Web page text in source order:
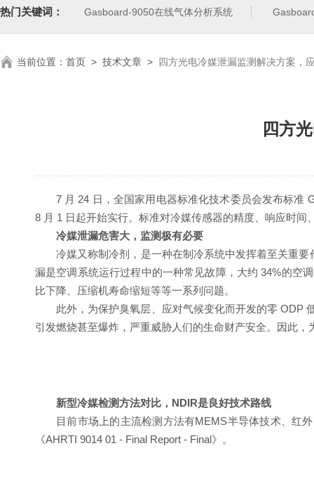
热门关键词： Gasboard-9050在线气体分析系统
当前位置： 首页 > 技术文章 > 四方光电冷媒泄漏监测解决方案，
四方
7 月 24 日，全国家用电器标准化技术委员会发布标准
8 月 1 日起开始实行。标准对冷媒传感器的精度、响应时
冷媒泄漏危害大，监测极有必要
冷媒又称制冷剂，是一种在制冷系统中发挥着至关重
漏是空调系统运行过程中的一种常见故障，大约 34%的空
比下降、压缩机寿命缩短等等一系列问题。
此外，为保护臭氧层、应对气候变化而开发的零 ODP
引发燃烧甚至爆炸，严重威胁人们的生命财产安全。因此
新型冷媒检测方法对比，NDIR是良好技术路线
目前市场上的主流检测方法有MEMS半导体技术、红
《AHRTI 9014 01 - Final Report - Final》。